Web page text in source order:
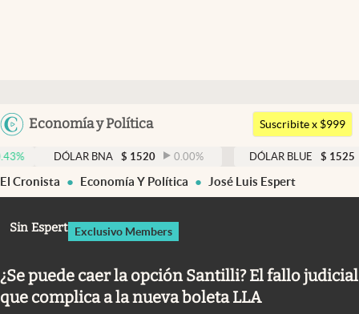
Argentina
Economía y Política
Members
Economía y Política
Finanzas y Mercados
Columnistas
Otras secciones
Suscribite x $999
DÓLAR BNA $ 1520 0.00% DÓLAR BLUE $ 1525 -0.33%
El Cronista Economía Y Política José Luis Espert
Sin Espert Exclusivo Members
¿Se puede caer la opción Santilli? El fallo judicial
que complica a la nueva boleta LLA